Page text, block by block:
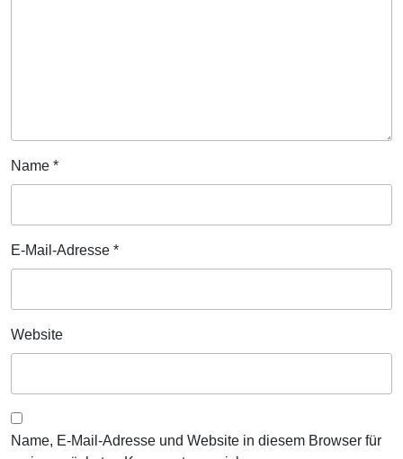
Name *
E-Mail-Adresse *
Website
Name, E-Mail-Adresse und Website in diesem Browser für